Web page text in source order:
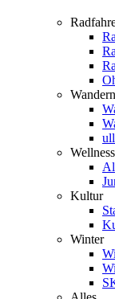
Wandern
Wellness
Kultur
Winter